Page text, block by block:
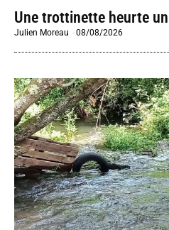
Une trottinette heurte
Julien Moreau -08/08/2026